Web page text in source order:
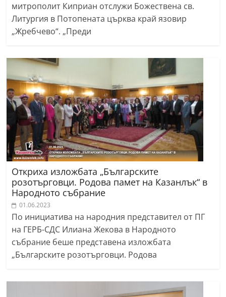
митрополит Киприан отслужи Божествена св.
Литургия в Потопената църква край язовир
„Жребчево“. „Преди
Откриха изложбата „Българските
розотърговци. Родова памет на Казанлък“ в
Народното събрание
01.06.2023
По инициатива на народния представител от ПГ
на ГЕРБ-СДС Илиана Жекова в Народното
събрание беше представена изложбата
„Българските розотърговци. Родова